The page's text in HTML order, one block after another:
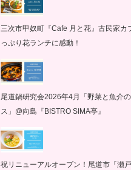
三次市甲奴町『Cafe 月と花』古民家カ
っぷり花ランチに感動！
尾道鍋研究会2026年4月「野菜と魚介
ス」@向島『BISTRO SIMA亭』
祝リニューアルオープン！尾道市『瀬